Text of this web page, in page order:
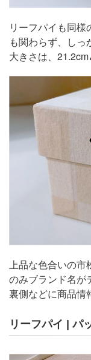
リーフパイも同
も関わらず、しっ
大きさは、
上品な色合いの市
のみブランド名が
裏側などに商品情
リーフパイ | パ